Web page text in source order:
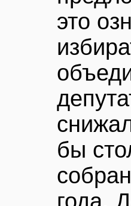
это
бы